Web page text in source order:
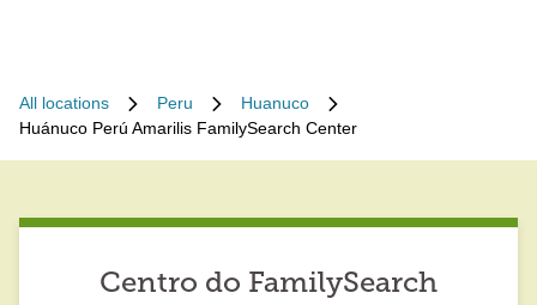
All locations Peru
Huanuco
Huánuco Perú Amarilis FamilySearch Center
Centro do FamilySearch